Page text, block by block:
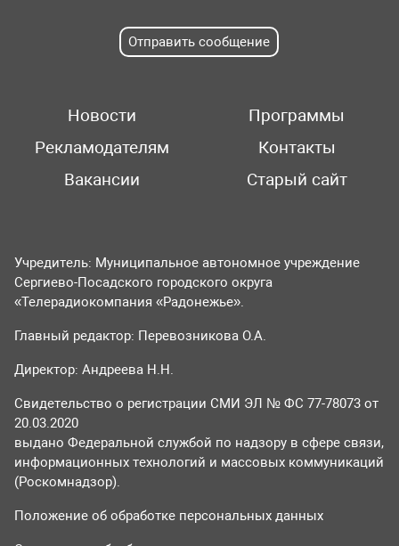
Отправить сообщение
Новости
Программы
Рекламодателям
Контакты
Вакансии
Старый сайт
Учредитель: Муниципальное автономное учреждение
Сергиево-Посадского городского округа
«Телерадиокомпания «Радонежье».
Главный редактор: Перевозникова О.А.
Директор: Андреева Н.Н.
Свидетельство о регистрации СМИ ЭЛ № ФС 77-78073 от
20.03.2020
выдано Федеральной службой по надзору в сфере связи,
информационных технологий и массовых коммуникаций
(Роскомнадзор).
Положение об обработке персональных данных